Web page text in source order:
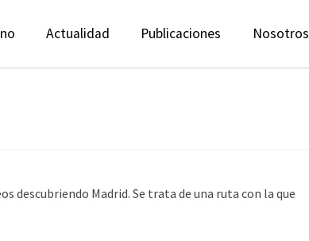
Actualidad Publicaciones Nosotros
descubriendo Madrid. Se trata de una ruta con la que